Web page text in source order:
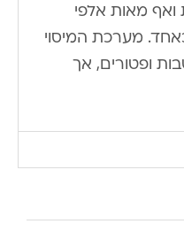
ואף מאות אלפי
מערכת המיסוי
ופטורים, אך